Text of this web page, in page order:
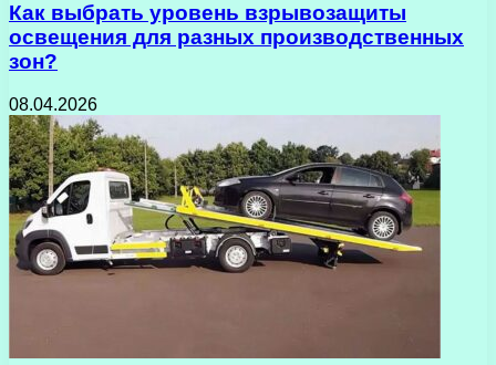
Как выбрать уровень взрывозащиты
освещения для разных производственных
зон?
08.04.2026